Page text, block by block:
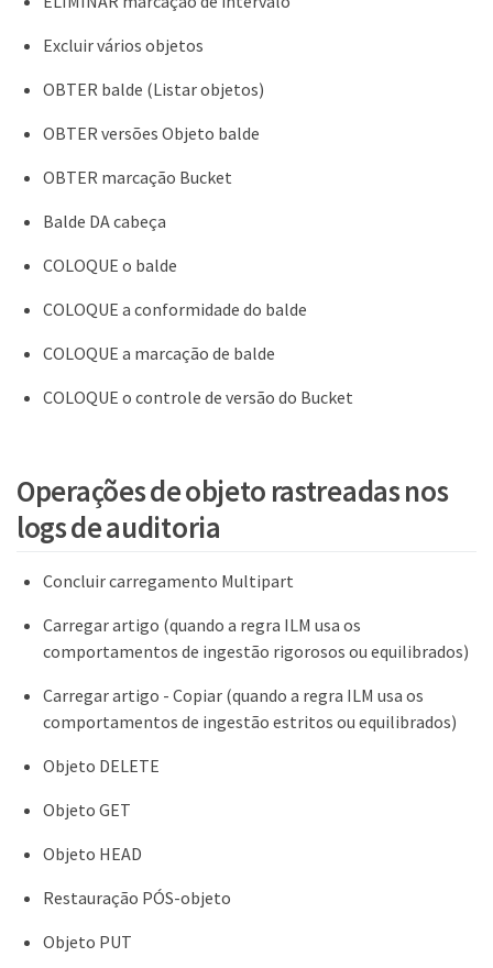
Excluir vários objetos
OBTER balde (Listar objetos)
OBTER versões Objeto balde
OBTER marcação Bucket
Balde DA cabeça
COLOQUE o balde
COLOQUE a conformidade do balde
COLOQUE a marcação de balde
COLOQUE o controle de versão do Bucket
Operações de objeto rastreadas nos
logs de auditoria
Concluir carregamento Multipart
Carregar artigo (quando a regra ILM usa os
comportamentos de ingestão rigorosos ou equilibrados)
Carregar artigo - Copiar (quando a regra ILM usa os
comportamentos de ingestão estritos ou equilibrados)
Objeto DELETE
Objeto GET
Objeto HEAD
Restauração PÓS-objeto
Objeto PUT